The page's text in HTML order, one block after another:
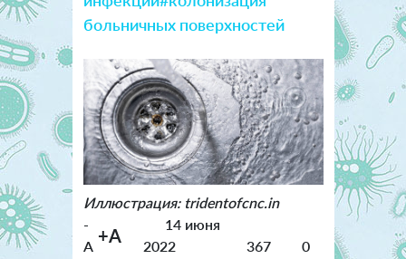
больничных поверхностей
Иллюстрация: tridentofcnc.in
-
A +A
14 июня
2022
367 0